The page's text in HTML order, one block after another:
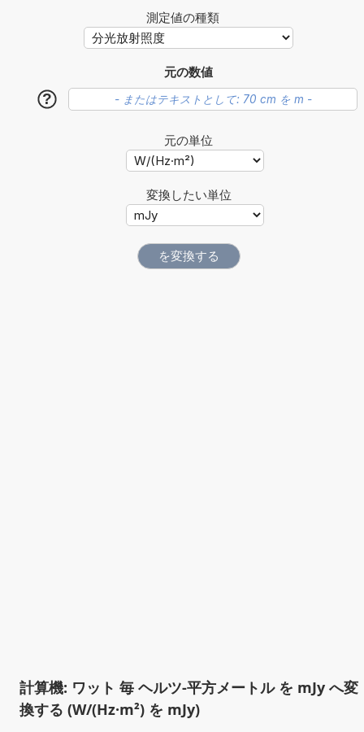
測定値の種類
元の数値
?
元の単位
変換したい単位
計算機: ワット 毎 ヘルツ-平方メートル を mJy へ変
換する (W/(Hz·m²) を mJy)